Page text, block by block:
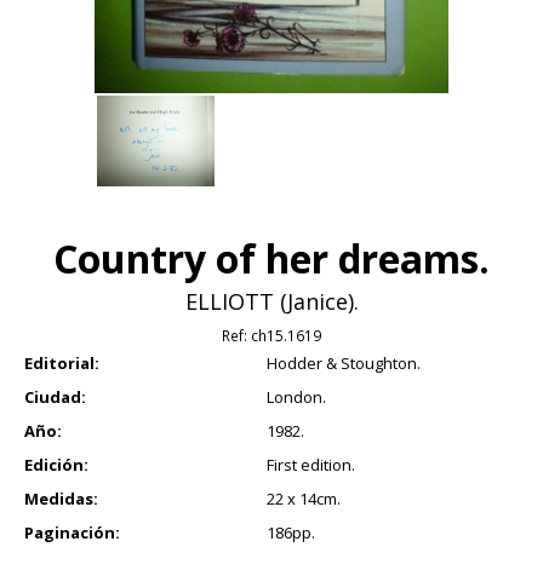
Country of her dreams.
ELLIOTT (Janice).
Ref: ch15.1619
Editorial:
Hodder & Stoughton.
Ciudad:
London.
Año:
1982.
Edición:
First edition.
Medidas:
22 x 14cm.
Paginación:
186pp.